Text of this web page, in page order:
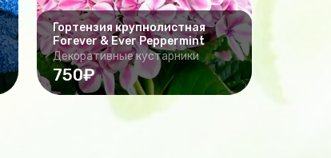
Гортензия крупнолистная
Forever & Ever Peppermint
Декоративные кустарники
750₽